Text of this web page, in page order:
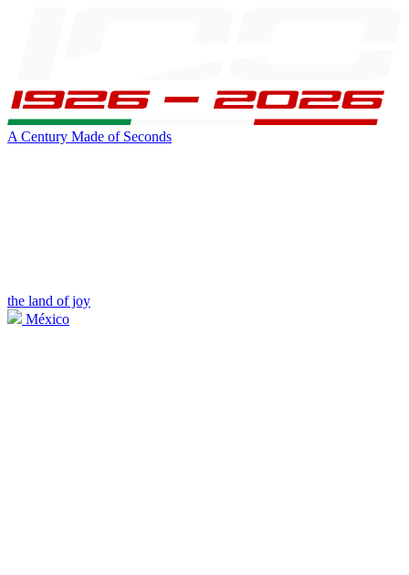
A Century Made of Seconds
the land of joy
México